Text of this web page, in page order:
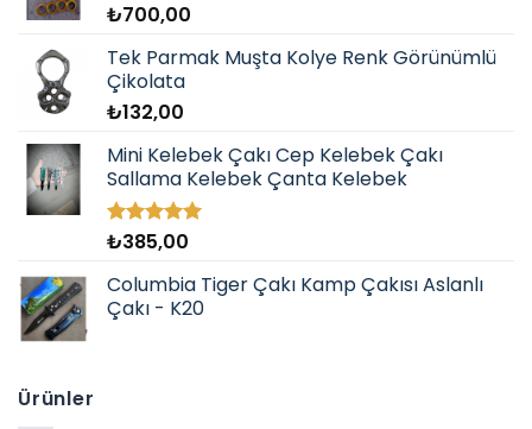
₺700,00
Tek Parmak Muşta Kolye Renk Görünümlü
Çikolata
₺132,00
Mini Kelebek Çakı Cep Kelebek Çakı
Sallama Kelebek Çanta Kelebek
5 üzerinden
aldı
₺385,00
Columbia Tiger Çakı Kamp Çakısı Aslanlı
Çakı - K20
Ürünler